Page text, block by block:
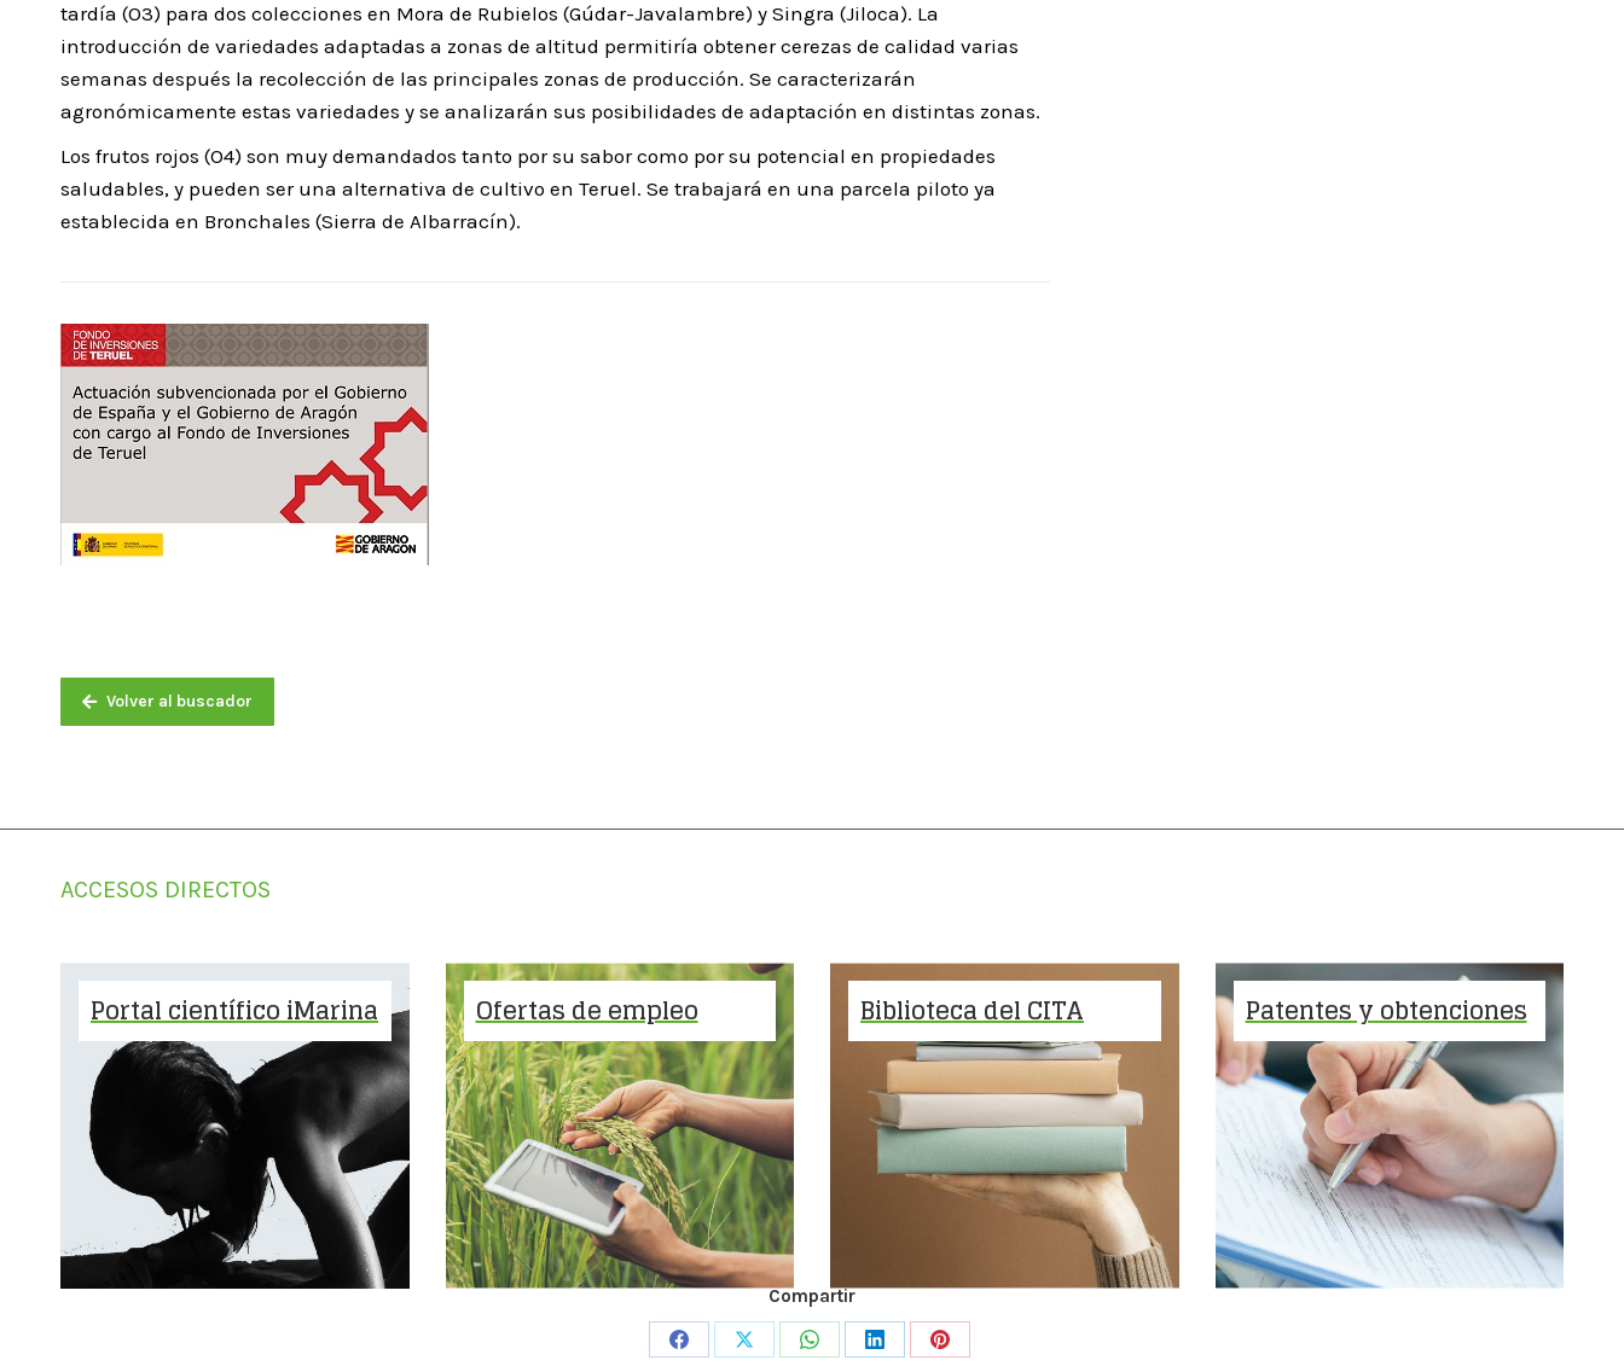
tardía (O3) para dos colecciones en Mora de Rubielos (Gúdar-Javalambre) y Singra (Jiloca). La
introducción de variedades adaptadas a zonas de altitud permitiría obtener cerezas de calidad varias
semanas después la recolección de las principales zonas de producción. Se caracterizarán
agronómicamente estas variedades y se analizarán sus posibilidades de adaptación en distintas zonas.
Los frutos rojos (O4) son muy demandados tanto por su sabor como por su potencial en propiedades
saludables, y pueden ser una alternativa de cultivo en Teruel. Se trabajará en una parcela piloto ya
establecida en Bronchales (Sierra de Albarracín).
Volver al buscador
ACCESOS DIRECTOS
Portal científico iMarina Ofertas de empleo Biblioteca del CITA Patentes y obtenciones
Compartir
Share Share Share Share Share